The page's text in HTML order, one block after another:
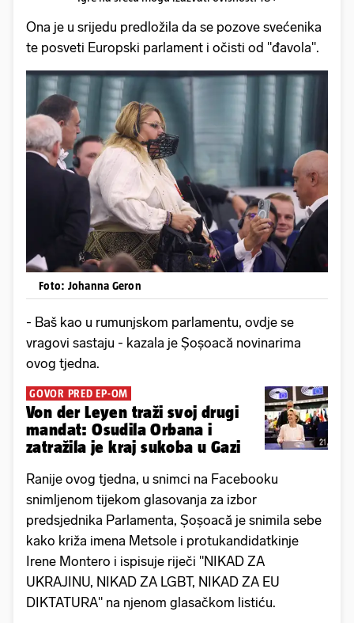
Ona je u srijedu predložila da se pozove svećenika
te posveti Europski parlament i očisti od "đavola".
Foto: Johanna Geron
- Baš kao u rumunjskom parlamentu, ovdje se
vragovi sastaju - kazala je Șoșoacă novinarima
ovog tjedna.
GOVOR PRED EP-OM
Von der Leyen traži svoj drugi
mandat: Osudila Orbana i
zatražila je kraj sukoba u Gazi
Ranije ovog tjedna, u snimci na Facebooku
snimljenom tijekom glasovanja za izbor
predsjednika Parlamenta, Șoșoacă je snimila sebe
kako križa imena Metsole i protukandidatkinje
Irene Montero i ispisuje riječi "NIKAD ZA
UKRAJINU, NIKAD ZA LGBT, NIKAD ZA EU
DIKTATURA" na njenom glasačkom listiću.